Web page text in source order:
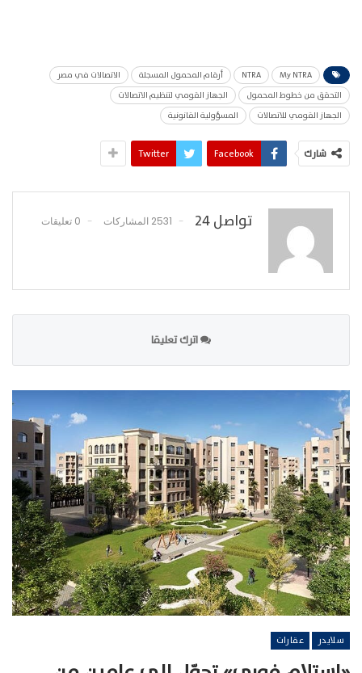
My NTRA
NTRA أرقام المحمول المسجلة
الاتصالات في مصر
التحقق من خطوط المحمول
الجهاز القومي لتنظيم الاتصالات
الجهاز القومي للاتصالات
المسؤولية القانونية
شارك Facebook
Twitter
تواصل 24 2531 المشاركات 0 تعليقات
اترك تعليقا
سلايدر عقارات